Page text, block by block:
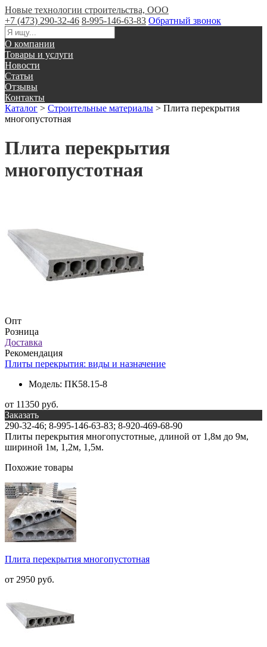
Новые технологии строительства, ООО
+7 (473) 290-32-46 8-995-146-63-83 Обратный звонок
О компании
Товары и услуги
Новости
Статьи
Отзывы
Контакты
Каталог > Строительные материалы > Плита перекрытия
многопустотная
Плита перекрытия
многопустотная
Опт
Розница
Доставка
Рекомендация
Плиты перекрытия: виды и назначение
Модель: ПК58.15-8
от 11350 руб.
Заказать
290-32-46; 8-995-146-63-83; 8-920-469-68-90
Плиты перекрытия многопустотные, длиной от 1,8м до 9м,
шириной 1м, 1,2м, 1,5м.
Похожие товары
Плита перекрытия многопустотная
от 2950 руб.